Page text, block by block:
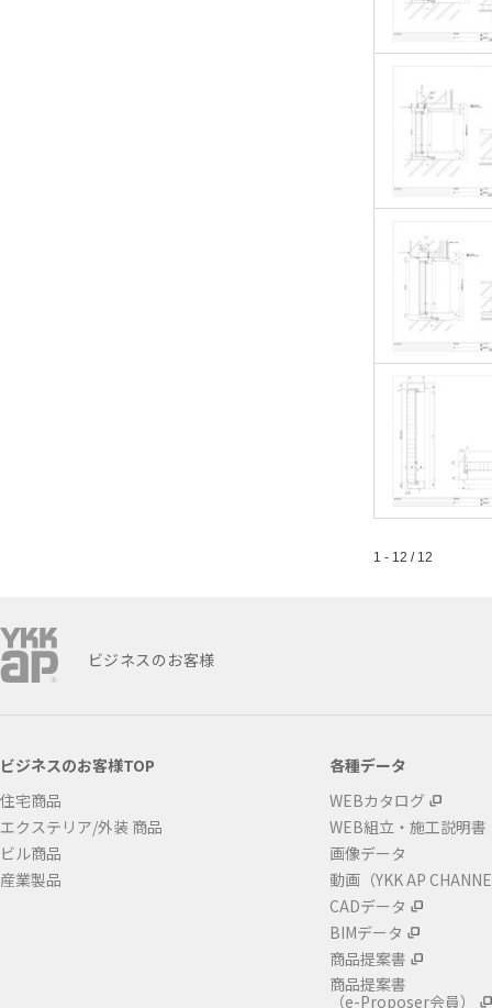
1 - 12 / 12
ビジネスのお客様
ビジネスのお客様TOP
住宅商品
エクステリア/外装 商品
ビル商品
産業製品
各種データ
WEBカタログ
WEB組立・施工説明書
画像データ
動画（YKK AP
CADデータ
BIMデータ
商品提案書
商品提案書
（e-Proposer会員）